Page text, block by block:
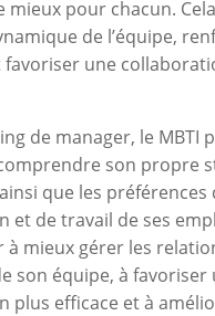
pour chacun.
de l’équipe,
favoriser une
de manager, le MBTI
son propre
que les préférences
et de travail de ses
à mieux gérer les
son équipe, à favoriser
plus efficace et à